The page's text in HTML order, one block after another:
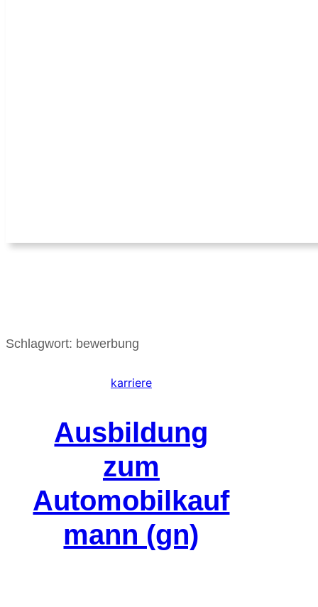
Schlagwort: bewerbung
karriere
Ausbildung
zum
Automobilkauf
mann (gn)